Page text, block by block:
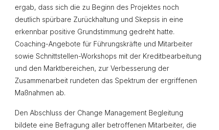
ergab, dass sich die zu Beginn des Projektes noch
deutlich spürbare Zurückhaltung und Skepsis in eine
erkennbar positive Grundstimmung gedreht hatte.
Coaching-Angebote für Führungskräfte und Mitarbeiter
sowie Schnittstellen-Workshops mit der Kreditbearbeitung
und den Marktbereichen, zur Verbesserung der
Zusammenarbeit rundeten das Spektrum der ergriffenen
Maßnahmen ab.
Den Abschluss der Change Management Begleitung
bildete eine Befragung aller betroffenen Mitarbeiter, die